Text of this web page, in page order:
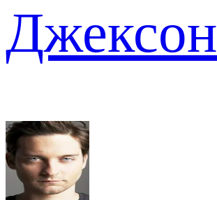
Джексон